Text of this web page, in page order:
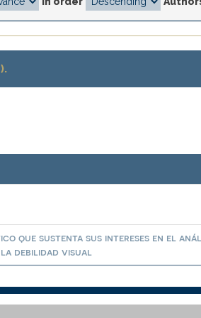
que sustenta sus intereses en el
debilidad visual